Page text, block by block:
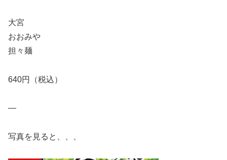
大宮
おおみや
担々麺
640円（税込）
—
写真を見ると、、、